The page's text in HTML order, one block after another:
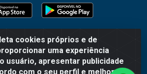
cookies próprios e de
uma experiência
usuário, apresentar publicidade
com o seu perfil e melhorar a
R. Cel. Teodoro Gomes de Araújo, 1360 -
/ MG - CEP 36202-628 - CNPJ
02.692.206/0001-55